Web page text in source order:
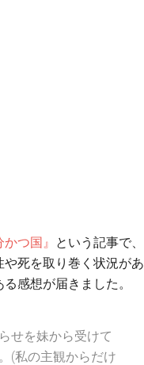
つ国』 という記事で、
死を取り巻く状況があ
感想が届きました。
せを妹から受けて
(私の主観からだけ